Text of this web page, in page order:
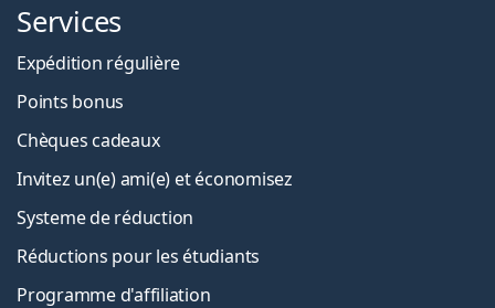
Services
Expédition régulière
Points bonus
Chèques cadeaux
Invitez un(e) ami(e) et économisez
Systeme de réduction
Réductions pour les étudiants
Programme d'affiliation